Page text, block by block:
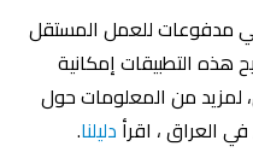
مدفوعات للعمل المستقل
هذه التطبيقات إمكانية
لمزيد من المعلومات حول
العراق ، اقرأ دليلنا.